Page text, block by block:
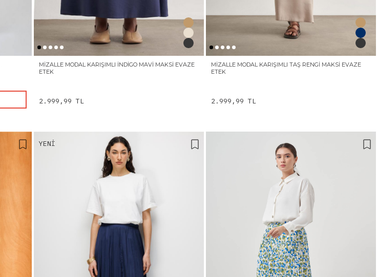
MIZALLE MODAL KARIŞIMLI İNDIGO MAVI MAKSI EVAZE
ETEK
2.999,99 TL
MIZALLE MODAL KARIŞIMLI TAŞ RENGI MAKSI EVAZE
ETEK
2.999,99 TL
YENI